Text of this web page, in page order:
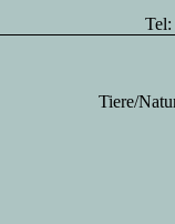
Tiere/
Tel: